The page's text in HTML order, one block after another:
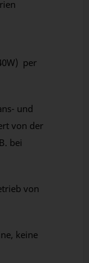
per
und
von der
bei
von
keine